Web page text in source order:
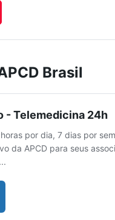
Brasil
- Telemedicina 24h
por dia, 7 dias por
da APCD para seus